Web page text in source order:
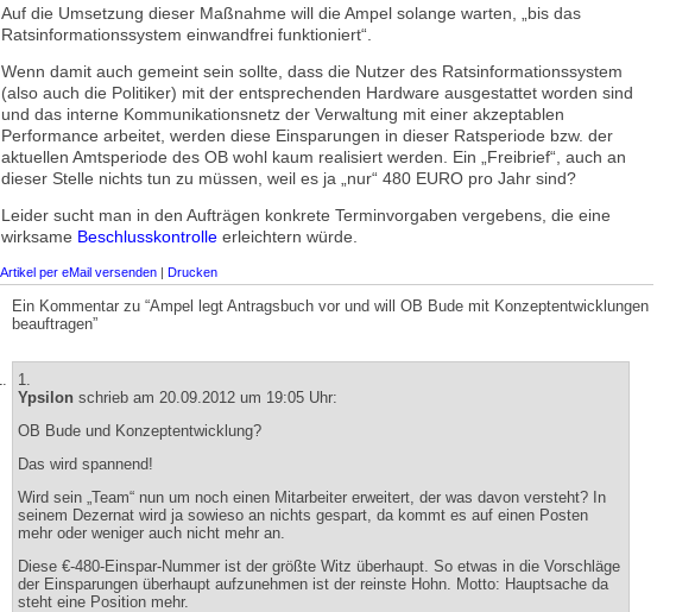
Auf die Umsetzung dieser Maßnahme will die Ampel solange warten, „bis das
Ratsinformationssystem einwandfrei funktioniert“.
Wenn damit auch gemeint sein sollte, dass die Nutzer des Ratsinformationssystem
(also auch die Politiker) mit der entsprechenden Hardware ausgestattet worden sind
und das interne Kommunikationsnetz der Verwaltung mit einer akzeptablen
Performance arbeitet, werden diese Einsparungen in dieser Ratsperiode bzw. der
aktuellen Amtsperiode des OB wohl kaum realisiert werden. Ein „Freibrief“, auch an
dieser Stelle nichts tun zu müssen, weil es ja „nur“ 480 EURO pro Jahr sind?
Leider sucht man in den Aufträgen konkrete Terminvorgaben vergebens, die eine
wirksame Beschlusskontrolle erleichtern würde.
Artikel per eMail versenden | Drucken
Ein Kommentar zu “Ampel legt Antragsbuch vor und will OB Bude mit Konzeptentwicklungen
beauftragen”
1.
Ypsilon schrieb am 20.09.2012 um 19:05 Uhr:
OB Bude und Konzeptentwicklung?
Das wird spannend!
Wird sein „Team“ nun um noch einen Mitarbeiter erweitert, der was davon versteht? In
seinem Dezernat wird ja sowieso an nichts gespart, da kommt es auf einen Posten
mehr oder weniger auch nicht mehr an.
Diese €-480-Einspar-Nummer ist der größte Witz überhaupt. So etwas in die Vorschläge
der Einsparungen überhaupt aufzunehmen ist der reinste Hohn. Motto: Hauptsache da
steht eine Position mehr.